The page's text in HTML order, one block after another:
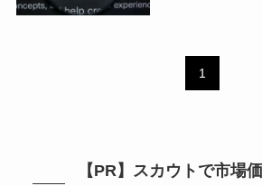
1
【PR】スカウトで市場